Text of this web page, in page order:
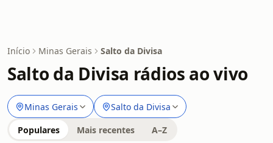
Início Minas Gerais Salto da Divisa
Salto da Divisa rádios ao vivo
Minas Gerais Salto da Divisa
Populares Mais recentes A–Z